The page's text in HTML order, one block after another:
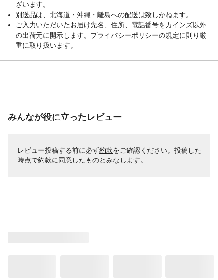
ざいます。
別送品は、北海道・沖縄・離島への配送は致しかねます。
ご入力いただいたお届け先名、住所、電話番号をカインズ以外
の出荷元に開示します。プライバシーポリシーの規定に則り厳
重に取り扱います。
みんなが役に立ったレビュー
レビュー投稿する前に必ず約款をご確認ください。投稿した
時点で約款に同意したものとみなします。